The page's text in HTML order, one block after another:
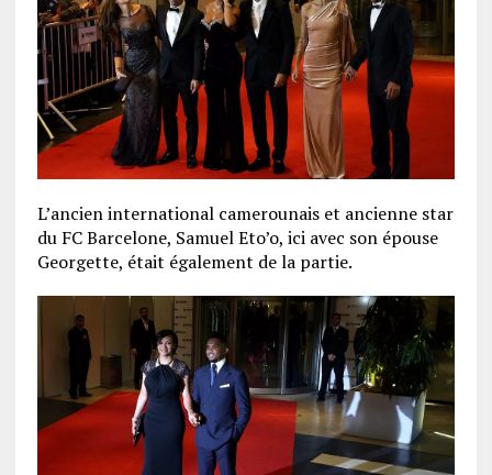
L’ancien international camerounais et ancienne star
du FC Barcelone, Samuel Eto’o, ici avec son épouse
Georgette, était également de la partie.